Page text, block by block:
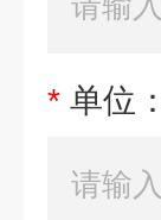
* 单位：